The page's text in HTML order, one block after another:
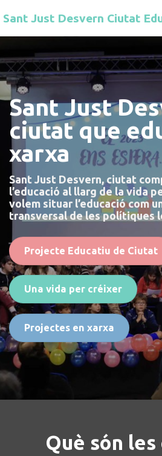
to
content
Sant Just Desvern Ciutat
Sant Just
ciutat que
xarxa
Sant Just Desvern, ciutat
l’educació al llarg de la vida
volem situar l’educació com
transversal de les polítiques
Projecte Educatiu de Ciutat
Una vida per créixer
Projectes en xarxa
Què són